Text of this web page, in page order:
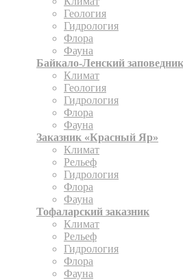
Геология
Гидрология
Флора
Фауна
Байкало-Ленский заповедник
Климат
Геология
Гидрология
Флора
Фауна
Заказник «Красный Яр»
Климат
Рельеф
Гидрология
Флора
Фауна
Тофаларский заказник
Климат
Рельеф
Гидрология
Флора
Фауна